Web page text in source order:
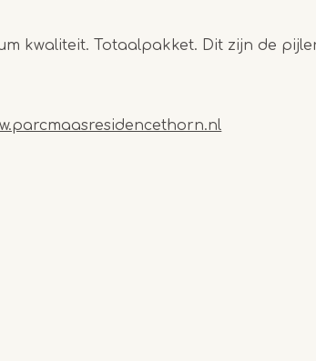
kwaliteit. Totaalpakket. Dit zijn de